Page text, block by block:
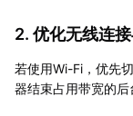
2. 优化无线连
若使用Wi-Fi，优先
器结束占用带宽的后